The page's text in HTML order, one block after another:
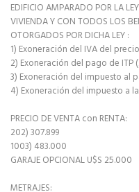
EDIFICIO AMPARADO POR LA
VIVIENDA Y CON TODOS LOS
OTORGADOS POR DICHA LEY :
1) Exoneración del IVA del
2) Exoneración del pago de
3) Exoneración del impuesto al
4) Exoneración del impuesto a la
PRECIO DE VENTA con RENTA:
202) 307.899
1003) 483.000
GARAJE OPCIONAL U$S 25.000
METRAJES: